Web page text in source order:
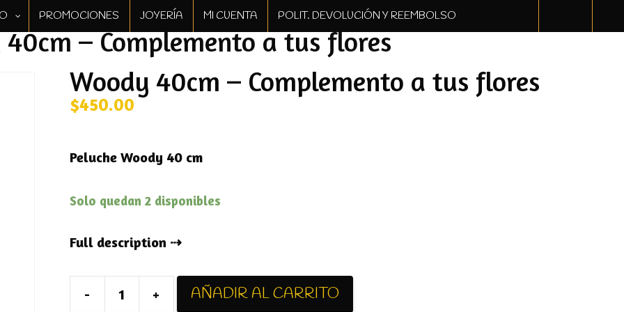
PROMOCIONES JOYERÍA MI CUENTA POLIT. DEVOLUCIÓN Y REEMBOLSO
– Complemento a tus flores
Woody 40cm – Complemento a tus flores
$450.00
Peluche Woody 40 cm
Solo quedan 2 disponibles
Full description
- + AÑADIR AL CARRITO